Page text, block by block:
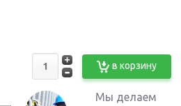
в корзину
Мы делаем